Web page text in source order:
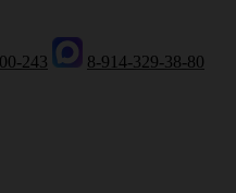
243
8-914-329-38-80